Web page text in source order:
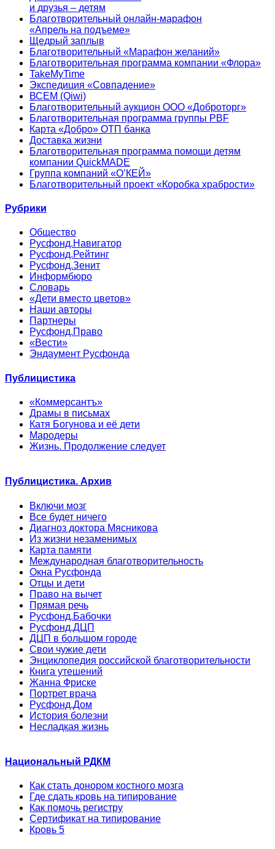
и друзья – детям
Благотворительный онлайн‑марафон
«Апрель на подъеме»
Щедрый заплыв
Благотворительный «Марафон желаний»
Благотворительная программа компании «Флора»
TakeMyTime
Экспедиция «Совпадение»
ВСЕМ (Qiwi)
Благотворительный аукцион ООО «Доброторг»
Благотворительная программа группы PBF
Карта «Добро» ОТП банка
Доставка жизни
Благотворительная программа помощи детям
компании QuickMADE
Группа компаний «О’КЕЙ»
Благотворительный проект «Коробка храбрости»
Рубрики
Общество
Русфонд.Навигатор
Русфонд.Рейтинг
Русфонд.Зенит
Информбюро
Словарь
«Дети вместо цветов»
Наши авторы
Партнеры
Русфонд.Право
«Вести»
Эндаумент Русфонда
Публицистика
«Коммерсантъ»
Драмы в письмах
Катя Богунова и её дети
Мародеры
Жизнь. Продолжение следует
Публицистика. Архив
Включи мозг
Все будет ничего
Диагноз доктора Мясникова
Из жизни незаменимых
Карта памяти
Международная благотворительность
Окна Русфонда
Отцы и дети
Право на вычет
Прямая речь
Русфонд.Бабочки
Русфонд.ДЦП
ДЦП в большом городе
Свои чужие дети
Энциклопедия российской благотворительности
Книга утешений
Жанна Фриске
Портрет врача
Русфонд.Дом
История болезни
Несладкая жизнь
Национальный РДКМ
Как стать донором костного мозга
Где сдать кровь на типирование
Как помочь регистру
Сертификат на типирование
Кровь 5